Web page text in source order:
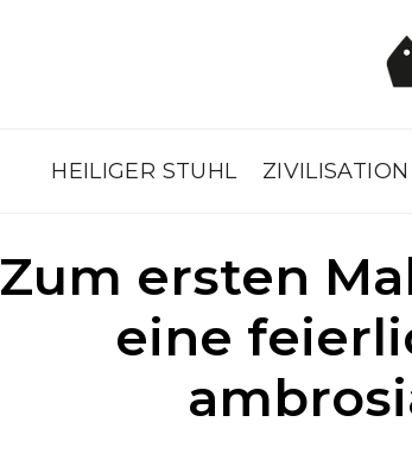
HEILIGER STUHL ZIVILISATION
Zum ersten
eine